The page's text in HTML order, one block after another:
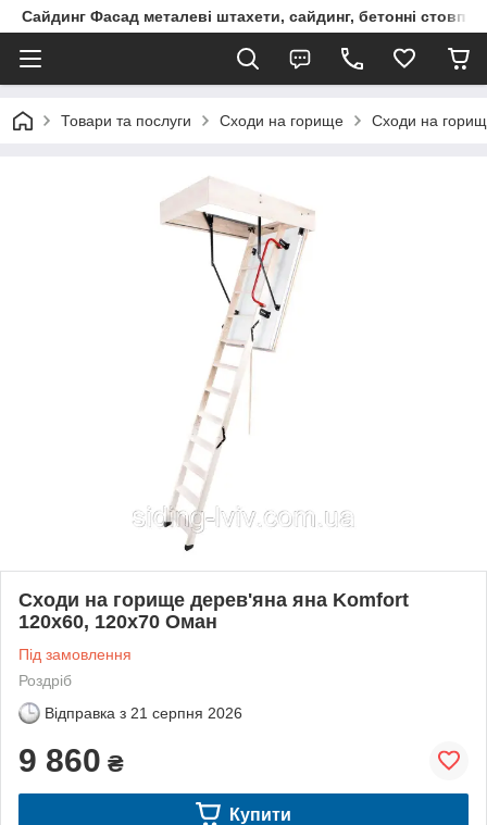
Сайдинг Фасад металеві штахети, сайдинг, бетонні
Товари та послуги Сходи на горище Сходи на
Сходи на горище дерев'яна яна Komfort
120х60, 120х70 Оман
Під замовлення
Роздріб
Відправка з 21 серпня 2026
9 860 ₴
Купити